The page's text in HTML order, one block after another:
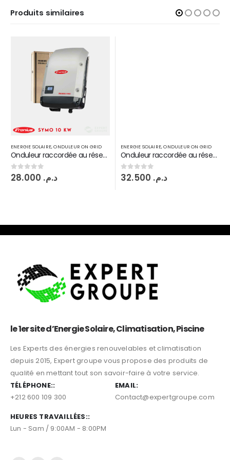
Produits similaires
ENERGIE SOLAIRE,ONDULEUR ON GRID
Onduleur raccordée au réseau Fronius symo 10 KW injection on grid 2 MPPT
0sur 5 د.م.
ENERGIE SOLAIRE,ONDULEUR ON GRID
Onduleur raccordée au réseau Fronius symo 17,5 KW injection on grid 2 MPPT
0sur 5 د.م.
le 1er site d’Energie Solaire, Climatisation, Piscine
Les Experts des énergies renouvelables et climatisation
depuis 2015, Expert groupe vous propose des produits de
qualité en mettant tout son savoir-faire à votre service.
TÉLÉPHONE::
+212 600 109 300
EMAIL:
Contact@expertgroupe.com
HEURES TRAVAILLÉES::
Lun - Sam / 9:00AM - 8:00PM